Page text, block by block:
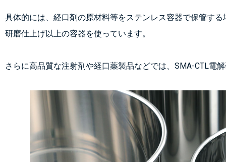
具体的には、経口剤の原材料等をステンレス容器で保管す
研磨仕上げ以上の容器を使っています。
さらに高品質な注射剤や経口薬製品などでは、SMA-CTL電